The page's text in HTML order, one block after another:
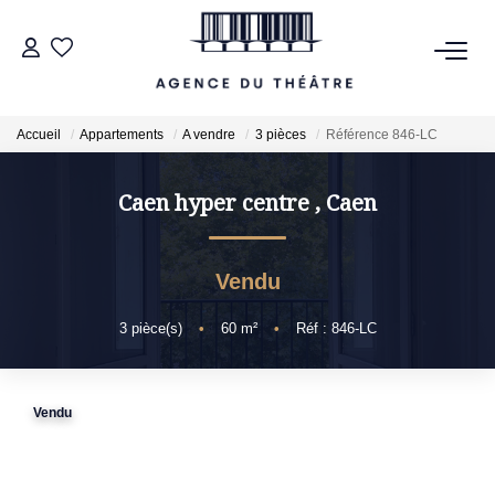
LOCATIONS
ESTIMATION
NOTRE AGENCE
NOUS CONTACTER
Accueil Appartements A vendre 3 pièces Référence 846-LC
Caen hyper centre , Caen
Vendu
3pièce(s) • 60m² • Réf : 846-LC
Vendu